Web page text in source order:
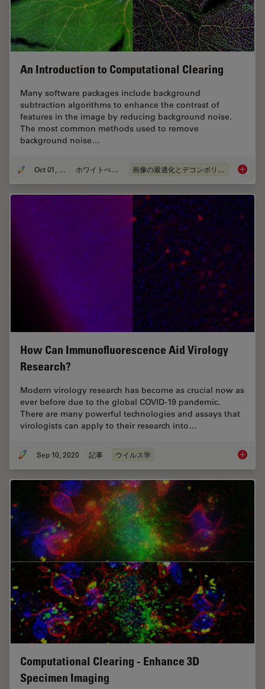
An Introduction to Computational Clearing
Many software packages include background
subtraction algorithms to enhance the contrast of
features in the image by reducing background noise.
The most common methods used to remove
background noise…
Oct 01, 2020 ホワイトぺーパー 画像の最適化とデコンボリューション An
How Can Immunofluorescence Aid Virology
Research?
Modern virology research has become as crucial now as
ever before due to the global COVID-19 pandemic.
There are many powerful technologies and assays that
virologists can apply to their research into…
Sep 10, 2020 記事 ウイルス学 How
Computational Clearing - Enhance 3D
Specimen Imaging